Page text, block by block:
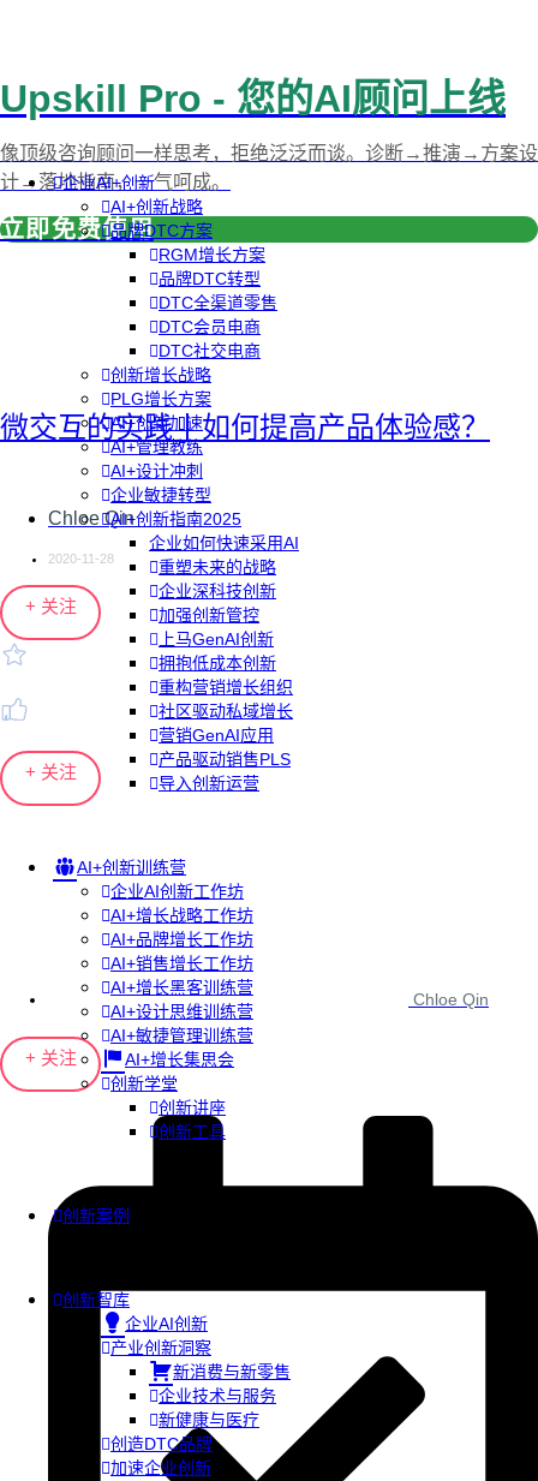
企业AI+创新
AI+创新战略
品牌DTC方案
RGM增长方案
品牌DTC转型
DTC全渠道零售
DTC会员电商
DTC社交电商
创新增长战略
PLG增长方案
AI+创新加速
AI+管理教练
AI+设计冲刺
企业敏捷转型
AI+创新指南2025
企业如何快速采用AI
重塑未来的战略
企业深科技创新
加强创新管控
上马GenAI创新
拥抱低成本创新
重构营销增长组织
社区驱动私域增长
营销GenAI应用
产品驱动销售PLS
导入创新运营
AI+创新训练营
企业AI创新工作坊
AI+增长战略工作坊
AI+品牌增长工作坊
AI+销售增长工作坊
AI+增长黑客训练营
AI+设计思维训练营
AI+敏捷管理训练营
AI+增长集思会
创新学堂
创新讲座
创新工具
创新案例
创新智库
企业AI创新
产业创新洞察
新消费与新零售
企业技术与服务
新健康与医疗
创造DTC品牌
加速企业创新
Upskill Pro - 您的AI顾问上线
像顶级咨询顾问一样思考，拒绝泛泛而谈。诊断→推演→方案设
计→落地指南，一气呵成。
立即免费使用
微交互的实践丨如何提高产品体验感？
Chloe Qin
2020-11-28
+ 关注
+ 关注
Chloe Qin
+ 关注